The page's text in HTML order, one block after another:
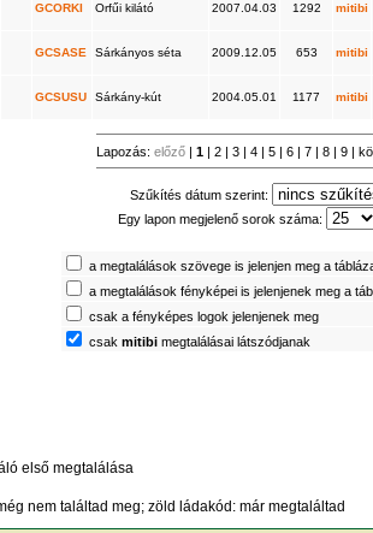
GCORKI Orfűi kilátó 2007.04.03 1292 mitibi
GCSASE Sárkányos séta 2009.12.05 653 mitibi
GCSUSU Sárkány-kút 2004.05.01 1177 mitibi
Lapozás:előző |1 | 2 | 3 | 4 | 5 | 6 | 7 | 8 | 9 |
Szűkítés dátum szerint:
Egy lapon megjelenő sorok száma:
a megtalálások szövege is jelenjen meg a
a megtalálások fényképei is jelenjenek meg a
csak a fényképes logok jelenjenek meg
csakmitibi megtalálásai látszódjanak
első megtalálása
nem találtad meg; zöld ládakód: már megtaláltad